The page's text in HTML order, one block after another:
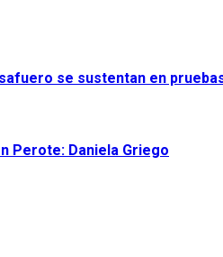
se sustentan en
Perote: Daniela Griego